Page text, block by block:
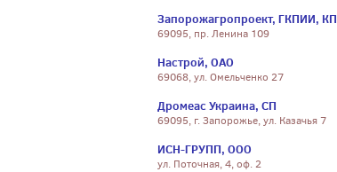
Запорожагропроект, ГКПИИ, КП
69095, пр. Ленина 109
Настрой, ОАО
69068, ул. Омельченко 27
Дромеас Украина, СП
69095, г. Запорожье, ул. Казачья 7
ИСН-ГРУПП, ООО
ул. Поточная, 4, оф. 2